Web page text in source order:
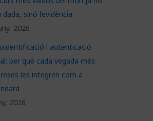
dada, sinó l’evidència.
2026
i autenticació
per què cada vegada més
les integren com a
2026